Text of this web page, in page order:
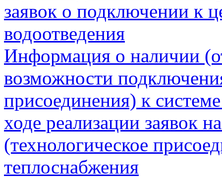
заявок о подключении к
водоотведения
Информация о наличии
возможности
присоединения) к
ходе реализации заявок
(технологическое
теплоснабжения